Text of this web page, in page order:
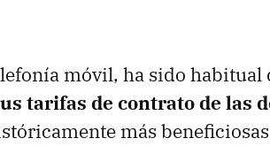
móvil, ha sido habitual
tarifas de contrato de las
más